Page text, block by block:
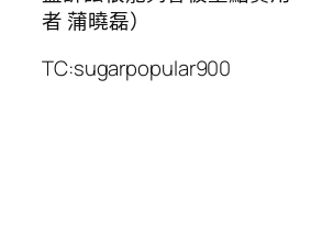
者 蒲曉磊）
TC:sugarpopular900